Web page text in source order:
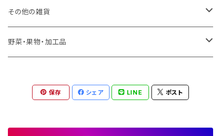
丹波立杭焼（兵庫県）
俊彦窯
源右衛門窯
小石原焼（福岡県）
鬼丸豊喜窯
太田熊雄窯
中ノ畑窯（大阪府高槻市）
湯町窯（島根県）
その他の雑貨
竹かご（兵庫県丹波市）
手作り包丁（沖縄）
野菜・果物・加工品
自家焙煎豆
生豆
チャイスパイス
保存 シェア LINE ポスト